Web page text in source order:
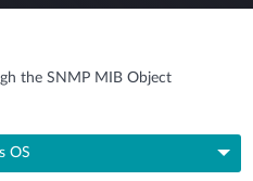
the SNMP MIB Object
OS